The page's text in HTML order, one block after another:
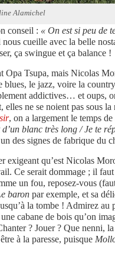
Alamichel
conseil : « On est si peu de
cueille avec la belle
ça swingue et ça balance !
Opa Tsupa, mais Nicolas
le jazz, voire la
addictives… et oups,
ne se noient pas sous
, on a largement le temps
blanc très long / Je te
des signes de fabrique du
exigeant qu’est Nicolas
Ce serait dommage ; il
un fou, reposez-vous
baron par exemple, et sa
la tombe ! Admirez au
cabane de bois qu’on
? Jouer ? Que nenni,
à la paresse, puisque